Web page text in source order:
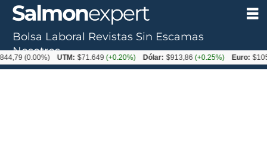
Bolsa Laboral Revistas Sin Escamas
Nosotros
UTM: $71.649(+0.20%) Dólar: $913,86(+0.25%) Euro: $1053,08(-